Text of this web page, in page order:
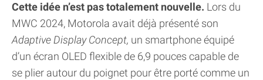
Cette idée n’est pas totalement nouvelle. Lors du
MWC 2024, Motorola avait déjà présenté son
Adaptive Display Concept, un smartphone équipé
d’un écran OLED flexible de 6,9 pouces capable de
se plier autour du poignet pour être porté comme un